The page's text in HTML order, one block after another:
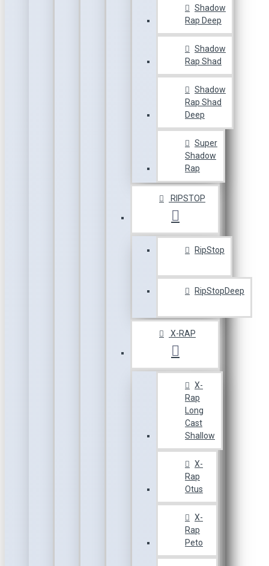
Shadow
Rap Deep
Shadow
Rap Shad
Shadow
Rap Shad
Deep
Super
Shadow
Rap
RIPSTOP
RipStop
RipStopDeep
X-RAP
X-
Rap
Long
Cast
Shallow
X-
Rap
Otus
X-
Rap
Peto